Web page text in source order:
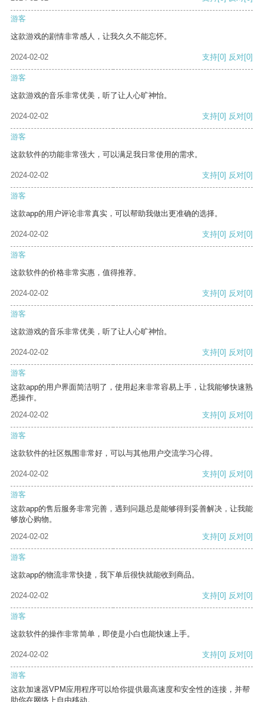
游客
这款游戏的剧情非常感人，让我久久不能忘怀。
2024-02-02 支持[0] 反对[0]
游客
这款游戏的音乐非常优美，听了让人心旷神怡。
2024-02-02 支持[0] 反对[0]
游客
这款软件的功能非常强大，可以满足我日常使用的需求。
2024-02-02 支持[0] 反对[0]
游客
这款app的用户评论非常真实，可以帮助我做出更准确的选择。
2024-02-02 支持[0] 反对[0]
游客
这款软件的价格非常实惠，值得推荐。
2024-02-02 支持[0] 反对[0]
游客
这款游戏的音乐非常优美，听了让人心旷神怡。
2024-02-02 支持[0] 反对[0]
游客
这款app的用户界面简洁明了，使用起来非常容易上手，让我能够快速熟
悉操作。
2024-02-02
支持[0] 反对[0]
游客
这款软件的社区氛围非常好，可以与其他用户交流学习心得。
2024-02-02 支持[0] 反对[0]
游客
这款app的售后服务非常完善，遇到问题总是能够得到妥善解决，让我能
够放心购物。
2024-02-02
支持[0] 反对[0]
游客
这款app的物流非常快捷，我下单后很快就能收到商品。
2024-02-02 支持[0] 反对[0]
游客
这款软件的操作非常简单，即使是小白也能快速上手。
2024-02-02 支持[0] 反对[0]
游客
这款加速器VPM应用程序可以给你提供最高速度和安全性的连接，并帮
助你在网络上自由移动。